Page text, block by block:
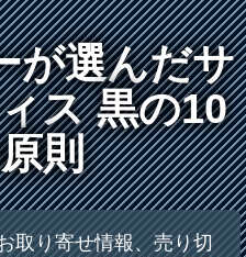
が選んだサ
ス 黒の10
則
取り寄せ情報、売り切